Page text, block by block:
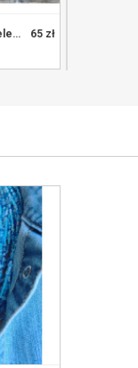
65 zł
Delikatny Naszyjnik, celebrytka, korale